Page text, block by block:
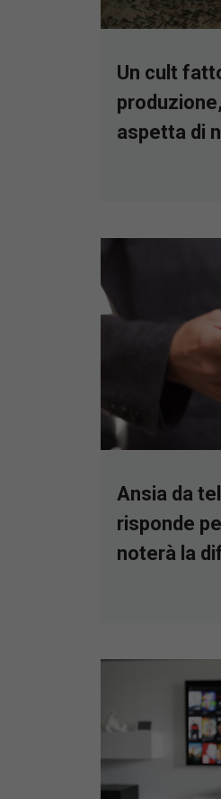
Un cult
aspetta di
Ansia da
risponde
noterà la